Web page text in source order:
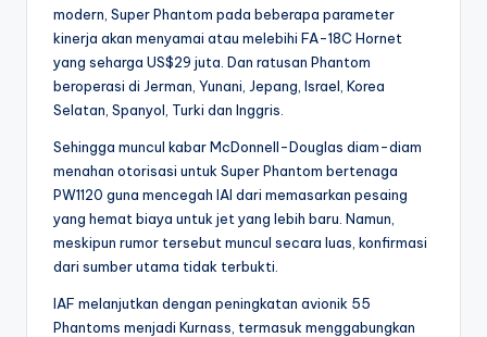
modern, Super Phantom pada beberapa parameter
kinerja akan menyamai atau melebihi FA-18C Hornet
yang seharga US$29 juta. Dan ratusan Phantom
beroperasi di Jerman, Yunani, Jepang, Israel, Korea
Selatan, Spanyol, Turki dan Inggris.
Sehingga muncul kabar McDonnell-Douglas diam-diam
menahan otorisasi untuk Super Phantom bertenaga
PW1120 guna mencegah IAI dari memasarkan pesaing
yang hemat biaya untuk jet yang lebih baru. Namun,
meskipun rumor tersebut muncul secara luas, konfirmasi
dari sumber utama tidak terbukti.
IAF melanjutkan dengan peningkatan avionik 55
Phantoms menjadi Kurnass, termasuk menggabungkan